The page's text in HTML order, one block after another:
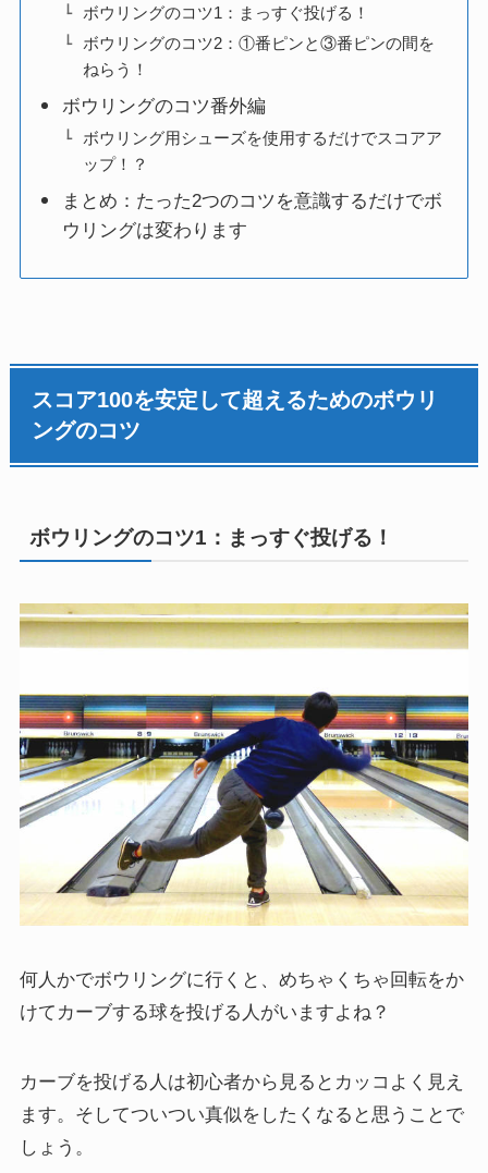
ボウリングのコツ1：まっすぐ投げる！
ボウリングのコツ2：①番ピンと③番ピンの間を
ねらう！
ボウリングのコツ番外編
ボウリング用シューズを使用するだけでスコアア
ップ！？
まとめ：たった2つのコツを意識するだけでボ
ウリングは変わります
スコア100を安定して超えるためのボウリ
ングのコツ
ボウリングのコツ1：まっすぐ投げる！
何人かでボウリングに行くと、めちゃくちゃ回転をか
けてカーブする球を投げる人がいますよね？
カーブを投げる人は初心者から見るとカッコよく見え
ます。そしてついつい真似をしたくなると思うことで
しょう。